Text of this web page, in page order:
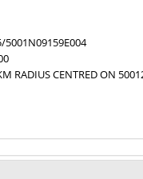
RADIUS CENTRED ON